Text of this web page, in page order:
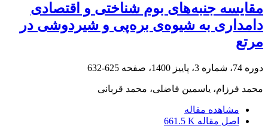
مقایسه جنبه‌های بوم شناختی و اقتصادی
دامداری به شیوه‌ی بره‌پی و شیردوشی در
مرتع
دوره 74، شماره 3، پاییز 1400، صفحه 625-632
محمد فرزام، یاسمین فاضلی، محمد قربانی
مشاهده مقاله
اصل مقاله 661.5 K